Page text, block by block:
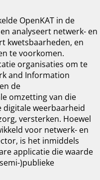
OpenKAT in de
analyseert netwerk- en
kwetsbaarheden, en
te voorkomen.
organisaties om te
and Information
de
omzetting van die
digitale weerbaarheid
versterken. Hoewel
voor netwerk- en
is het inmiddels
applicatie die waarde
)publieke